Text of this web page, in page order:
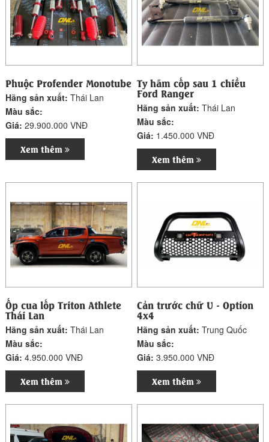
Phuộc Profender Monotube
Hãng sản xuất:Thái Lan
Màu sắc:
Giá:29.900.000 VNĐ
Xem thêm
Ty hãm cốp sau 1 chiều
Ford Ranger
Hãng sản xuất:Thái Lan
Màu sắc:
Giá: 1.450.000 VNĐ
Xem thêm
Ốp cua lốp Triton Athlete
Thái Lan
Hãng sản xuất:Thái Lan
Màu sắc:
Giá:4.950.000 VNĐ
Xem thêm
Cản trước chữ U - Option
4x4
Hãng sản xuất:Trung Quốc
Màu sắc:
Giá:3.950.000 VNĐ
Xem thêm